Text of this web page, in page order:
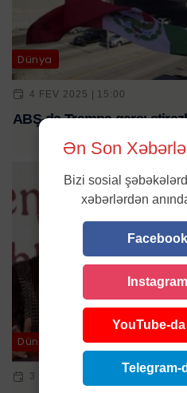
Dünya
4 FEV 2025 | 15:00
ABŞ-də Trampa qarşı
Dünya
3 MAR 2025 | 19:20
Ən Son
Bizi sosial
xəbərlərdən
YouTube-da
Telegram-